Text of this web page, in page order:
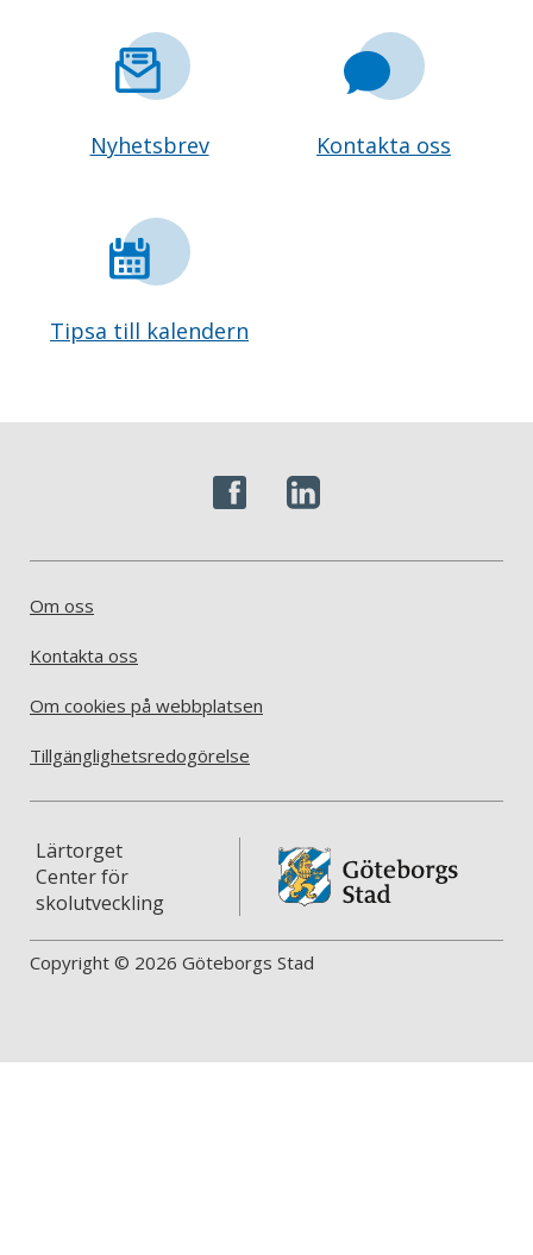
Nyhetsbrev Kontakta oss
Tipsa till kalendern
Om oss
Kontakta oss
Om cookies på webbplatsen
Tillgänglighetsredogörelse
Lärtorget
Center för
skolutveckling
Copyright © 2026 Göteborgs Stad